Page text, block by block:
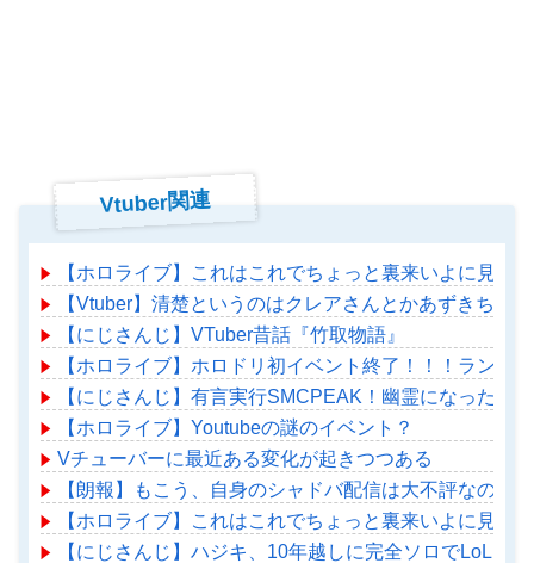
Vtuber関連
【ホロライブ】これはこれでちょっと裏来いよに見える
【Vtuber】清楚というのはクレアさんとかあずきちと
【にじさんじ】VTuber昔話『竹取物語』
【ホロライブ】ホロドリ初イベント終了！！！ランキ
【にじさんじ】有言実行SMCPEAK！幽霊になったマ
【ホロライブ】Youtubeの謎のイベント？
Vチューバーに最近ある変化が起きつつある
【朗報】もこう、自身のシャドバ配信は大不評なのに
【ホロライブ】これはこれでちょっと裏来いよに見える
【にじさんじ】ハジキ、10年越しに完全ソロでLoLダ